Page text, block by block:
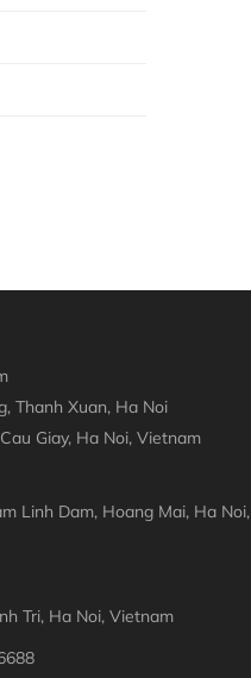
Thanh Xuan, Ha Noi
Giay, Ha Noi, Vietnam
Linh Dam, Hoang Mai, Ha Noi,
Tri, Ha Noi, Vietnam